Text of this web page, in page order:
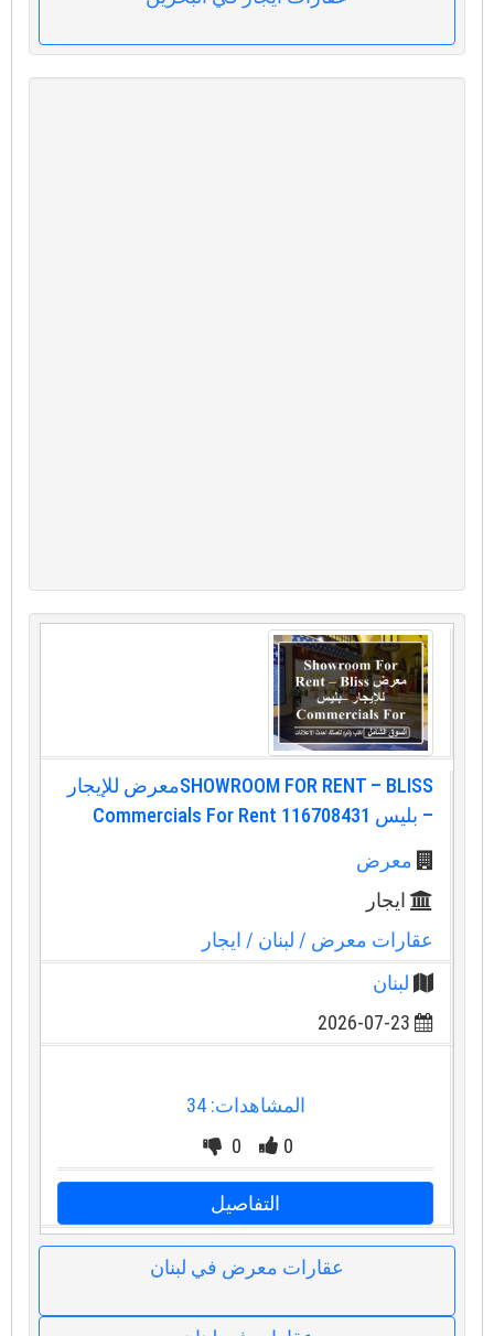
SHOWROOM FOR RENT – BLISSمعرض للإيجار
– بليس Commercials For Rent 116708431
معرض
ايجار
عقارات معرض / لبنان/ ايجار
لبنان
2026-07-23
المشاهدات: 34
0
0
التفاصيل
عقارات معرض في لبنان